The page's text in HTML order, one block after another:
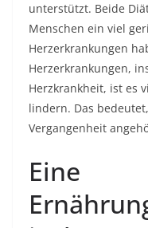
unterstützt. Beide
Menschen ein viel
Herzerkrankungen
Herzerkrankungen,
Herzkrankheit, ist es
lindern. Das
Vergangenheit
Eine